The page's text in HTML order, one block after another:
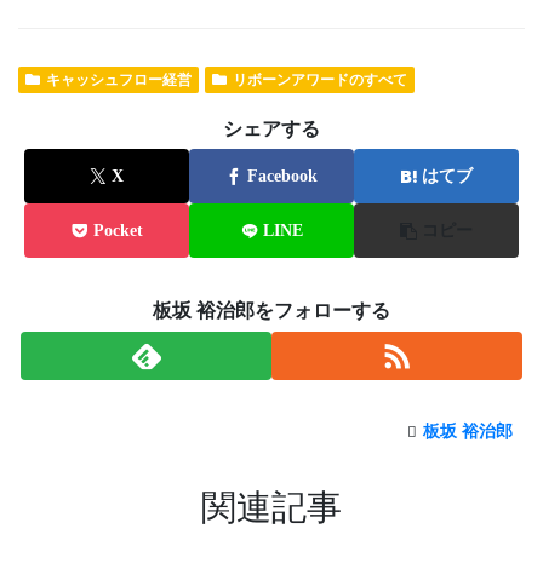
キャッシュフロー経営 リボーンアワードのすべて
シェアする
X Facebook はてブ
Pocket LINE
板坂 裕治郎をフォローする
板坂 裕治郎
関連記事